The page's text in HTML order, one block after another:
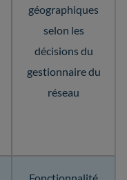
géographiques
selon les
décisions du
gestionnaire du
réseau